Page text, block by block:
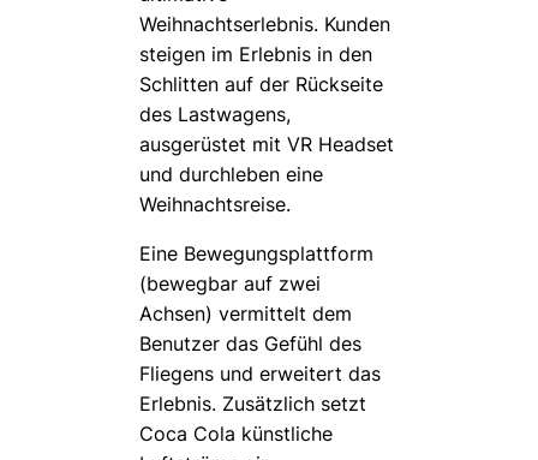
Weihnachtserlebnis. Kunden
steigen im Erlebnis in den
Schlitten auf der Rückseite
des Lastwagens,
ausgerüstet mit VR Headset
und durchleben eine
Weihnachtsreise.
Eine Bewegungsplattform
(bewegbar auf zwei
Achsen) vermittelt dem
Benutzer das Gefühl des
Fliegens und erweitert das
Erlebnis. Zusätzlich setzt
Coca Cola künstliche